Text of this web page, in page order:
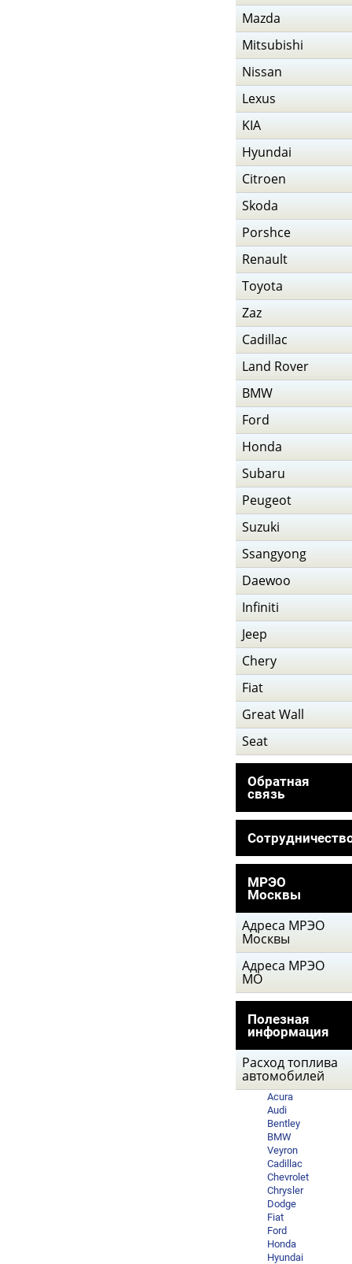
Mazda
Mitsubishi
Nissan
Lexus
KIA
Hyundai
Citroen
Skoda
Porshce
Renault
Toyota
Zaz
Cadillac
Land Rover
BMW
Ford
Honda
Subaru
Peugeot
Suzuki
Ssangyong
Daewoo
Infiniti
Jeep
Chery
Fiat
Great Wall
Seat
Обратная
связь
МРЭО
Москвы
Адреса МРЭО
Москвы
Адреса МРЭО
МО
Полезная
информация
Расход топлива
автомобилей
Acura
Audi
Bentley
BMW
Veyron
Cadillac
Chevrolet
Chrysler
Dodge
Fiat
Ford
Honda
Hyundai